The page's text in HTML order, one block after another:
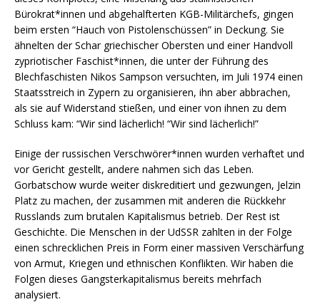
Bürokrat*innen und abgehalfterten KGB-Militärchefs, gingen
beim ersten “Hauch von Pistolenschüssen” in Deckung. Sie
ähnelten der Schar griechischer Obersten und einer Handvoll
zypriotischer Faschist*innen, die unter der Führung des
Blechfaschisten Nikos Sampson versuchten, im Juli 1974 einen
Staatsstreich in Zypern zu organisieren, ihn aber abbrachen,
als sie auf Widerstand stießen, und einer von ihnen zu dem
Schluss kam: “Wir sind lächerlich! “Wir sind lächerlich!”
Einige der russischen Verschwörer*innen wurden verhaftet und
vor Gericht gestellt, andere nahmen sich das Leben.
Gorbatschow wurde weiter diskreditiert und gezwungen, Jelzin
Platz zu machen, der zusammen mit anderen die Rückkehr
Russlands zum brutalen Kapitalismus betrieb. Der Rest ist
Geschichte. Die Menschen in der UdSSR zahlten in der Folge
einen schrecklichen Preis in Form einer massiven Verschärfung
von Armut, Kriegen und ethnischen Konflikten. Wir haben die
Folgen dieses Gangsterkapitalismus bereits mehrfach
analysiert.